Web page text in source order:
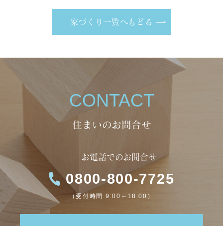
家づくり一覧へもどる
CONTACT
お電話でのお問合せ
0800-800-7725
（受付時間 9:00～18:00）